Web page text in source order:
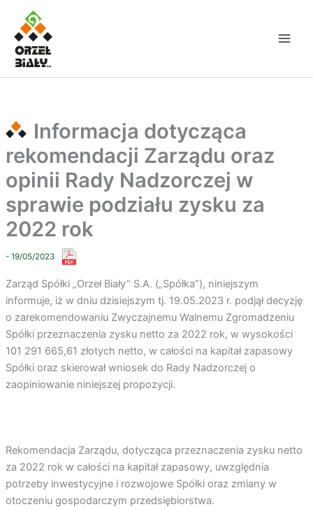
Przejdź
treści
Informacja dotycząca
rekomendacji Zarządu oraz
opinii Rady Nadzorczej w
sprawie podziału zysku za
2022 rok
- 19/05/2023
Zarząd Spółki „Orzeł Biały” S.A. („Spółka”), niniejszym
informuje, iż w dniu dzisiejszym tj. 19.05.2023 r. podjął decyzję
o zarekomendowaniu Zwyczajnemu Walnemu Zgromadzeniu
Spółki przeznaczenia zysku netto za 2022 rok, w wysokości
101 291 665,61 złotych netto, w całości na kapitał zapasowy
Spółki oraz skierował wniosek do Rady Nadzorczej o
zaopiniowanie niniejszej propozycji.
Rekomendacja Zarządu, dotycząca przeznaczenia zysku netto
za 2022 rok w całości na kapitał zapasowy, uwzględnia
potrzeby inwestycyjne i rozwojowe Spółki oraz zmiany w
otoczeniu gospodarczym przedsiębiorstwa.